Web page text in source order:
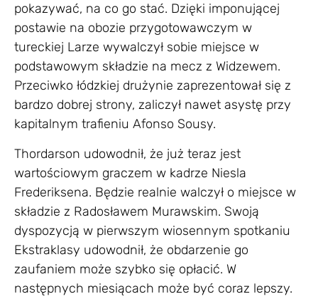
pokazywać, na co go stać. Dzięki imponującej
postawie na obozie przygotowawczym w
tureckiej Larze wywalczył sobie miejsce w
podstawowym składzie na mecz z Widzewem.
Przeciwko łódzkiej drużynie zaprezentował się z
bardzo dobrej strony, zaliczył nawet asystę przy
kapitalnym trafieniu Afonso Sousy.
Thordarson udowodnił, że już teraz jest
wartościowym graczem w kadrze Niesla
Frederiksena. Będzie realnie walczył o miejsce w
składzie z Radosławem Murawskim. Swoją
dyspozycją w pierwszym wiosennym spotkaniu
Ekstraklasy udowodnił, że obdarzenie go
zaufaniem może szybko się opłacić. W
następnych miesiącach może być coraz lepszy.